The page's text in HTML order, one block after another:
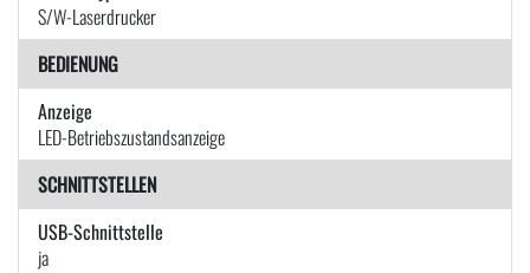
S/W-Laserdrucker
BEDIENUNG
Anzeige
LED-Betriebszustandsanzeige
SCHNITTSTELLEN
USB-Schnittstelle
ja